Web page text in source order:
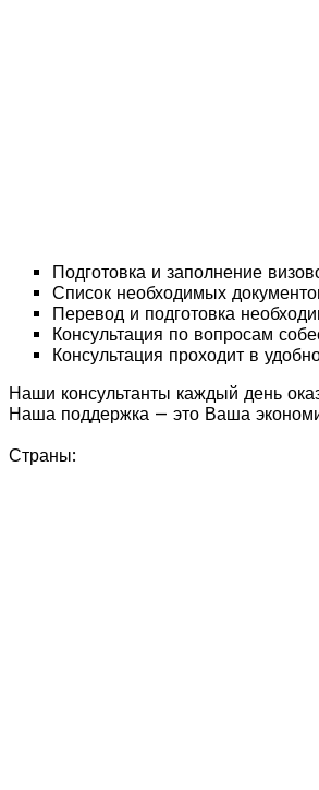
Подготовка и заполнение
Список необходимых
Перевод и подготовка
Консультация по вопросам
Консультация проходит в
Наши консультанты каждый день
Наша поддержка — это Ваша
Страны: